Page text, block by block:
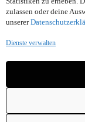
zulassen oder deine
unserer
Dienste verwalten
Adresse:
Email: